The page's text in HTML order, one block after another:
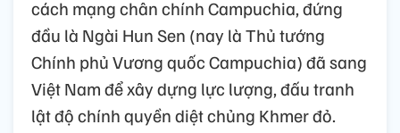
cách mạng chân chính Campuchia, đứng
đầu là Ngài Hun Sen (nay là Thủ tướng
Chính phủ Vương quốc Campuchia) đã sang
Việt Nam để xây dựng lực lượng, đấu tranh
lật độ chính quyền diệt chủng Khmer đỏ.